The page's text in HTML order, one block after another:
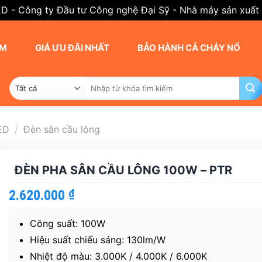
- Công ty Đầu tư Công nghệ Đại Sỹ - Nhà máy sản
GIÁ ƯU ĐÃI NHẤT BẢO HÀNH CẢ CHÁY NỔ
kiếm:
/ Đèn sân cầu lông
ĐÈN PHA SÂN CẦU LÔNG 100W – PTR
2.620.000 ₫
Công suất: 100W
Hiệu suất chiếu sáng: 130lm/W
Nhiệt độ màu: 3.000K / 4.000K / 6.000K